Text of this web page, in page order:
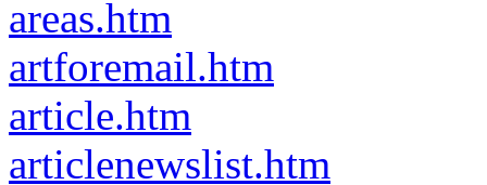
areas.htm
artforemail.htm
article.htm
articlenewslist.htm